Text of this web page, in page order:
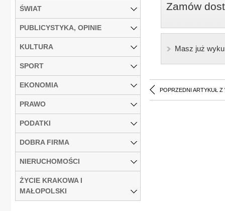
Zamów
Masz już
POPRZEDNI ARTYKUŁ Z
ŚWIAT
PUBLICYSTYKA, OPINIE
KULTURA
SPORT
EKONOMIA
PRAWO
PODATKI
DOBRA FIRMA
NIERUCHOMOŚCI
ŻYCIE KRAKOWA I
MAŁOPOLSKI